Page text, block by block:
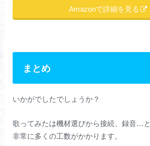
Amazonで詳細を見る
まとめ
いかがでしたでしょうか？
歌ってみたは機材選びから接続、録音…と
非常に多くの工数がかかります。